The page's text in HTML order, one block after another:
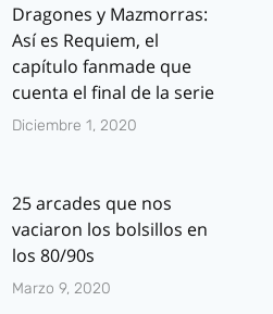
Dragones y Mazmorras:
Así es Requiem, el
capítulo fanmade que
cuenta el final de la serie
Diciembre 1, 2020
25 arcades que nos
vaciaron los bolsillos en
los 80/90s
Marzo 9, 2020